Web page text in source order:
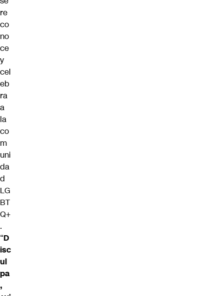
re
co
no
ce
y
cel
eb
ra
a
la
co
m
uni
da
d
LG
BT
Q+
.
“D
isc
ul
pa
,